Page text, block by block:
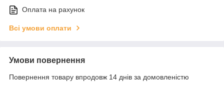
Оплата на рахунок
Всі умови оплати
Умови повернення
Повернення товару впродовж 14 днів за домовленістю